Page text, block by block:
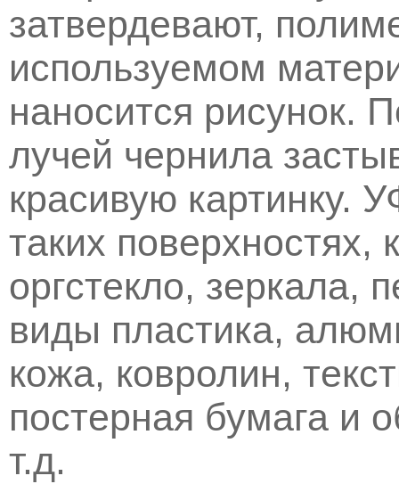
затвердевают,
используемом
наносится рисунок.
лучей чернила
красивую картинку.
таких поверхностях,
оргстекло, зеркала,
виды пластика,
кожа, ковролин,
постерная бумага и
т.д.